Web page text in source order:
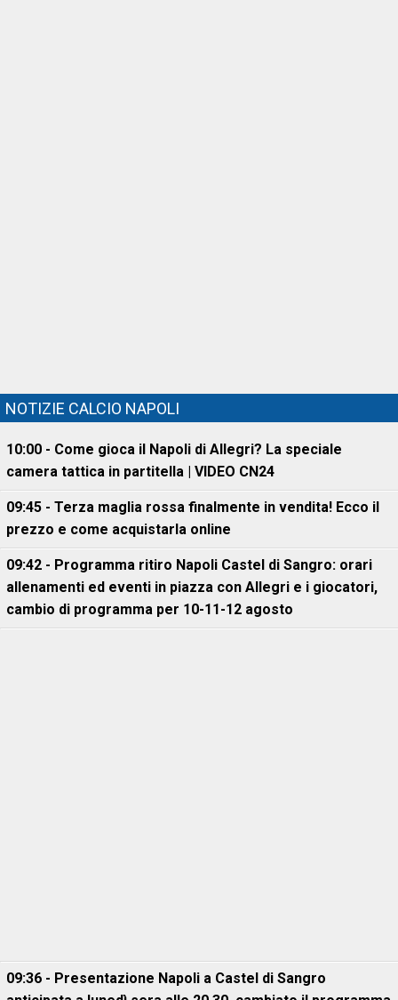
NOTIZIE CALCIO NAPOLI
10:00 - Come gioca il Napoli di Allegri? La speciale
camera tattica in partitella | VIDEO CN24
09:45 - Terza maglia rossa finalmente in vendita! Ecco il
prezzo e come acquistarla online
09:42 - Programma ritiro Napoli Castel di Sangro: orari
allenamenti ed eventi in piazza con Allegri e i giocatori,
cambio di programma per 10-11-12 agosto
09:36 - Presentazione Napoli a Castel di Sangro